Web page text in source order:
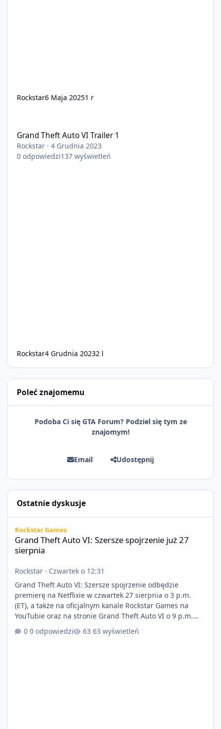
Rockstar6 Maja 20251 r
Grand Theft Auto VI Trailer 1
Rockstar ·4 Grudnia 2023
0 odpowiedzi137 wyświetleń
Rockstar4 Grudnia 20232 l
Poleć znajomemu
Podoba Ci się GTA Forum? Podziel się tym ze
znajomym!
Email Udostępnij
Ostatnie dyskusje
Rockstar Games
Grand Theft Auto VI: Szersze spojrzenie już 27
sierpnia
Rockstar · Czwartek o 12:31
Grand Theft Auto VI: Szersze spojrzenie odbędzie
premierę na Netflixie w czwartek 27 sierpnia o 3 p.m.
(ET), a także na oficjalnym kanale Rockstar Games na
YouTubie oraz na stronie Grand Theft Auto VI o 9 p.m.
(ET) 27 sierpnia. https://netflix.com/GTAVI Grand Theft
Auto VI będzie dostępne 19 listopada na PlayStation 5
0 odpowiedzi 63 wyświetleń